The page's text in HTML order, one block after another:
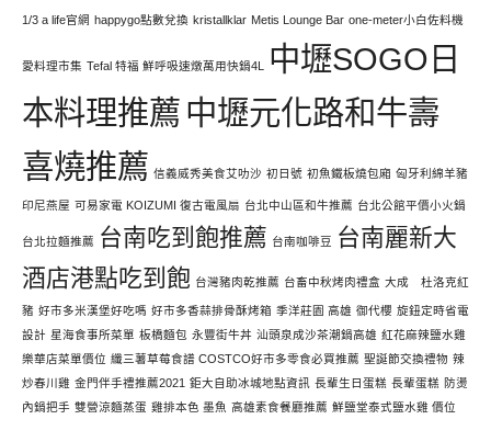
1/3 a life官網 happygo點數兌換 kristallklar Metis Lounge Bar one-meter小白佐料機
愛料理市集 Tefal 特福 鮮呼吸速燉萬用快鍋4L
中壢SOGO日
本料理推薦 中壢元化路和牛壽
喜燒推薦 信義威秀美食艾叻沙 初日號 初魚鐵板燒包廂 匈牙利綿羊豬
印尼燕屋 可易家電 KOIZUMI 復古電風扇 台北中山區和牛推薦 台北公館平價小火鍋
台北拉麵推薦 台南吃到飽推薦 台南咖啡豆 台南麗新大
酒店港點吃到飽 台灣豬肉乾推薦 台畜中秋烤肉禮盒 大成 杜洛克紅
豬 好市多米漢堡好吃嗎 好市多香蒜排骨酥烤箱 季洋莊園 高雄 御代櫻 旋鈕定時省電
設計 星海食事所菜單 板橋麵包 永豐街牛丼 汕頭泉成沙茶潮鍋高雄 紅花麻辣鹽水雞
樂華店菜單價位 纖三薯草莓食譜 COSTCO好市多零食必買推薦 聖誕節交換禮物 辣
炒春川雞 金門伴手禮推薦2021 鉅大自助冰城地點資訊 長輩生日蛋糕 長輩蛋糕 防燙
內鍋把手 雙營涼麵蒸蛋 雞排本色 墨魚 高雄素食餐廳推薦 鮮鹽堂泰式鹽水雞 價位